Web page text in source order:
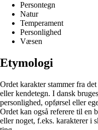
Persontegn
Natur
Temperament
Personlighed
Væsen
Etymologi
Ordet karakter stammer fra
eller kendetegn. I dansk
personlighed, opførsel eller
Ordet kan også referere til en
eller noget, f.eks. karakterer i